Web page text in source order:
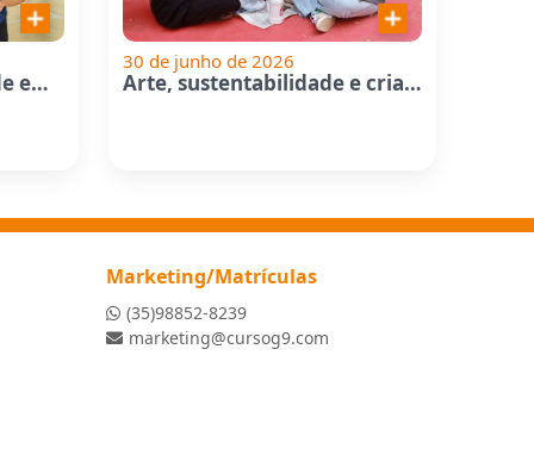
Videodança: criatividade em...
30 de junho de 2026
Arte, sustentabilidade e criatividade...
Marketing/Matrículas
(35)98852-8239
marketing@cursog9.com